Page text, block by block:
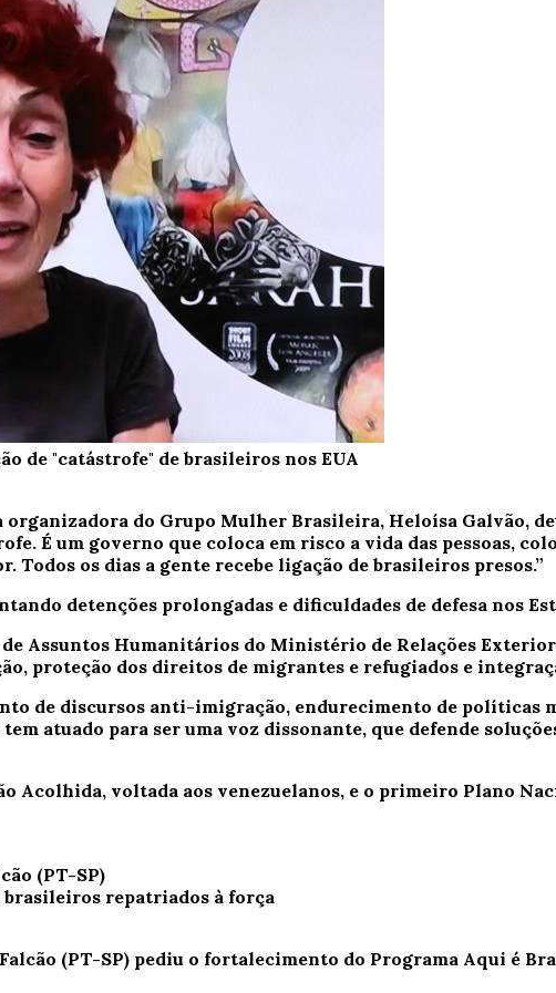
de "catástrofe" de brasileiros nos EUA
organizadora do Grupo Mulher Brasileira, Heloísa Galvão,
É um governo que coloca em risco a vida das pessoas,
Todos os dias a gente recebe ligação de brasileiros presos.”
detenções prolongadas e dificuldades de defesa nos
Assuntos Humanitários do Ministério de Relações
proteção dos direitos de migrantes e refugiados e
de discursos anti-imigração, endurecimento de políticas
atuado para ser uma voz dissonante, que defende
Acolhida, voltada aos venezuelanos, e o primeiro Plano
brasileiros repatriados à força
(PT-SP) pediu o fortalecimento do Programa Aqui é